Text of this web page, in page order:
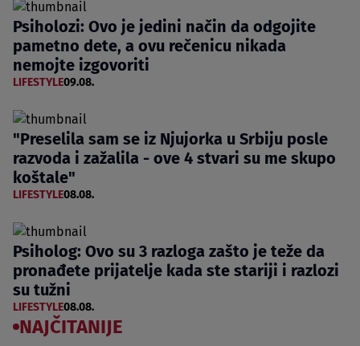
Psiholozi: Ovo je jedini način da odgojite
pametno dete, a ovu rečenicu nikada
nemojte izgovoriti
LIFESTYLE09.08.
"Preselila sam se iz Njujorka u Srbiju posle
razvoda i zažalila - ove 4 stvari su me skupo
koštale"
LIFESTYLE08.08.
Psiholog: Ovo su 3 razloga zašto je teže da
pronađete prijatelje kada ste stariji i razlozi
su tužni
LIFESTYLE08.08.
NAJČITANIJE